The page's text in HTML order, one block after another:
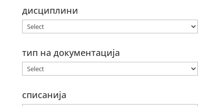
дисциплини
тип на документација
списанија